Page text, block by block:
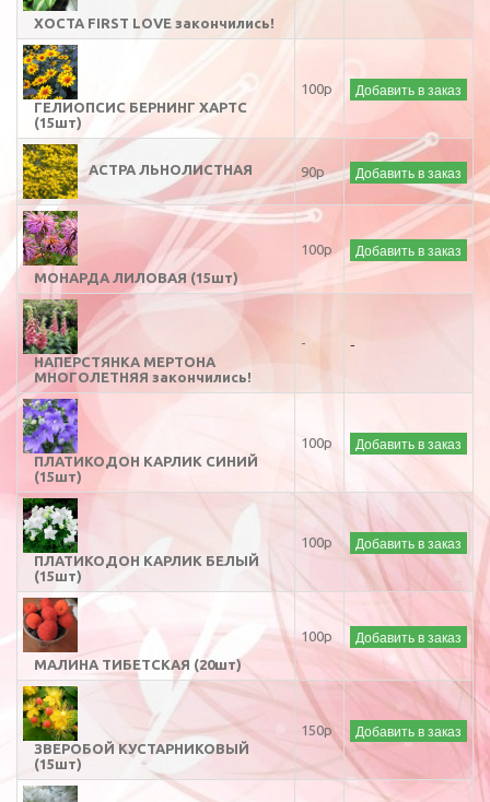
ХОСТА FIRST LOVE закончились!
ГЕЛИОПСИС БЕРНИНГ ХАРТС
(15шт)
100р Добавить в заказ
АСТРА ЛЬНОЛИСТНАЯ 90р Добавить в заказ
МОНАРДА ЛИЛОВАЯ (15шт)
100р Добавить в заказ
НАПЕРСТЯНКА МЕРТОНА
МНОГОЛЕТНЯЯ закончились!
- -
ПЛАТИКОДОН КАРЛИК СИНИЙ
(15шт)
100р Добавить в заказ
ПЛАТИКОДОН КАРЛИК БЕЛЫЙ
(15шт)
100р Добавить в заказ
МАЛИНА ТИБЕТСКАЯ (20шт)
100р Добавить в заказ
ЗВЕРОБОЙ КУСТАРНИКОВЫЙ
(15шт)
150р Добавить в заказ